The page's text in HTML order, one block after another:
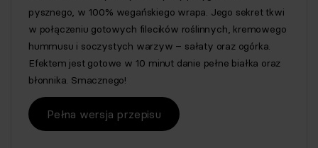
pysznego, w 100% wegańskiego wrapa. Jego sekret tkwi
w połączeniu gotowych filecików roślinnych, kremowego
hummusu i soczystych warzyw – sałaty oraz ogórka.
Efektem jest gotowe w 10 minut danie pełne białka oraz
błonnika. Smacznego!
Pełna wersja przepisu